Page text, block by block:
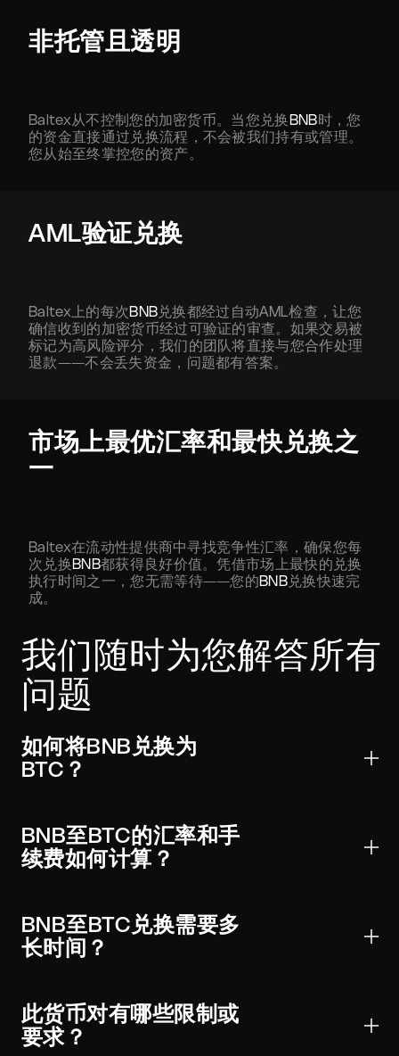
非托管且透明
Baltex从不控制您的加密货币。当您兑换BNB时，您
的资金直接通过兑换流程，不会被我们持有或管理。
您从始至终掌控您的资产。
AML验证兑换
Baltex上的每次BNB 兑换都经过自动AML检查，让您
确信收到的加密货币经过可验证的审查。如果交易被
标记为高风险评分，我们的团队将直接与您合作处理
退款——不会丢失资金，问题都有答案。
市场上最优汇率和最快兑换之
一
Baltex在流动性提供商中寻找竞争性汇率，确保您每
次兑换BNB都获得良好价值。凭借市场上最快的兑换
执行时间之一，您无需等待——您的BNB 兑换快速完
成。
我们随时为您解答所有
问题
如何将BNB兑换为
BTC？
时汇率和手续费，然后将BNB发送至显示的充值地址。
网络确认后，您将在钱包中收到BTC。
BNB至BTC的汇率和手
续费如何计算？
最佳可用路由。报价显示预期汇率、BSC和BTC上的网
络手续费以及适用的服务费。由于滑点和网络状况，最
终结果可能略有不同。
BNB至BTC兑换需要多
长时间？
间从几秒到约一小时不等，具体取决于链拥塞情况、确
认次数和所选路由。
此货币对有哪些限制或
要求？